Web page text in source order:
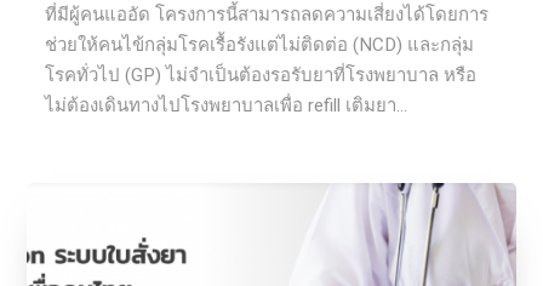
ที่มีผู้คนแออัด โครงการนี้สามารถลดความเสี่ยงได้โดยการ
ช่วยให้คนไข้กลุ่มโรคเรื้อรังแต่ไม่ติดต่อ (NCD) และกลุ่ม
โรคทั่วไป (GP) ไม่จำเป็นต้องรอรับยาที่โรงพยาบาล หรือ
ไม่ต้องเดินทางไปโรงพยาบาลเพื่อ refill เติมยา...